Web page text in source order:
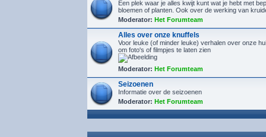
Een plek waar je alles kwijt kunt wat je hebt met
bloemen of planten. Ook over de werking van
Moderator: Het Forumteam
Alles over onze knuffels
Voor leuke (of minder leuke) verhalen over onze
om foto's of filmpjes te laten zien
Moderator: Het Forumteam
Seizoenen
Informatie over de seizoenen
Moderator: Het Forumteam